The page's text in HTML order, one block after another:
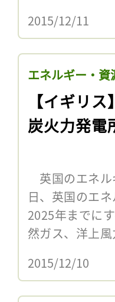
2015/12/11
エネルギー・資
【イギリ
炭火力発電
英国のエネル
日、英国のエ
2025年までに
然ガス、洋上
2015/12/10